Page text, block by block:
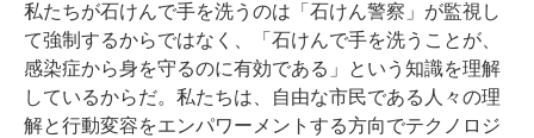
私たちが石けんで手を洗うのは「石けん警察」が監視し
て強制するからではなく、「石けんで手を洗うことが、
感染症から身を守るのに有効である」という知識を理解
しているからだ。私たちは、自由な市民である人々の理
解と行動変容をエンパワーメントする方向でテクノロジ